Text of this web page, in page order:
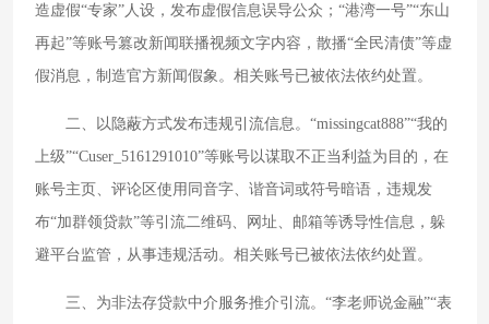
造虚假“专家”人设，发布虚假信息误导公众；“港湾一号”“东山
再起”等账号篡改新闻联播视频文字内容，散播“全民清债”等虚
假消息，制造官方新闻假象。相关账号已被依法依约处置。
二、以隐蔽方式发布违规引流信息。“missingcat888”“我的
上级”“Cuser_5161291010”等账号以谋取不正当利益为目的，在
账号主页、评论区使用同音字、谐音词或符号暗语，违规发
布“加群领贷款”等引流二维码、网址、邮箱等诱导性信息，躲
避平台监管，从事违规活动。相关账号已被依法依约处置。
三、为非法存贷款中介服务推介引流。“李老师说金融”“表